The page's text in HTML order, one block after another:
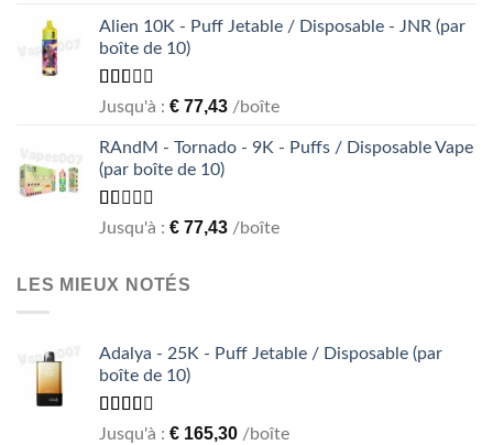
out
of
5
Alien 10K - Puff Jetable / Disposable - JNR (par
boîte de 10)
Rated
out
of 5
Jusqu'à : € 77,43 /boîte
RAndM - Tornado - 9K - Puffs / Disposable Vape
(par boîte de 10)
Rated
of
5
Jusqu'à : € 77,43 /boîte
LES MIEUX NOTÉS
Adalya - 25K - Puff Jetable / Disposable (par
boîte de 10)
Rated
Jusqu'à : € 165,30 /boîte